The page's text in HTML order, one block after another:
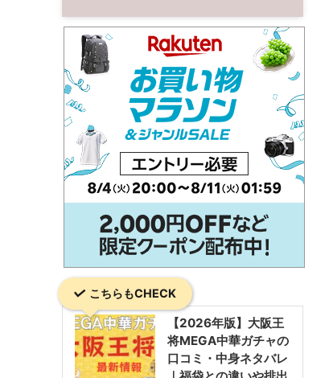
こちらもCHECK
【2026年版】大阪王
将MEGA中華ガチャの
口コミ・中身ネタバレ